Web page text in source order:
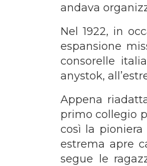
andava
Nel 1922, in
espansione
consorelle
anystok,
Appena
primo collegio
così la
estrema apre
segue le